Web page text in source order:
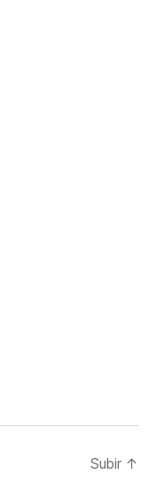
Subir ↑